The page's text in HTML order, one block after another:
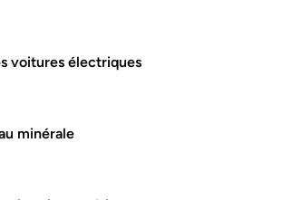
voitures électriques
minérale